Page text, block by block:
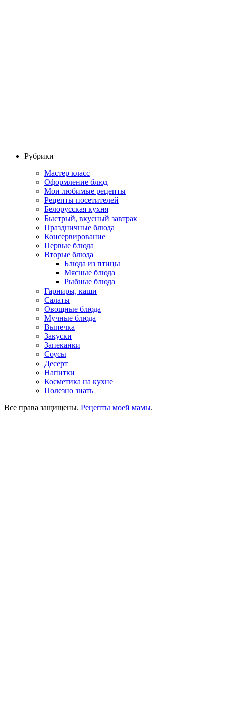
Рубрики
Мастер класс
Оформление блюд
Мои любимые рецепты
Рецепты посетителей
Белорусская кухня
Быстрый, вкусный завтрак
Праздничные блюда
Консервирование
Первые блюда
Вторые блюда
Блюда из птицы
Мясные блюда
Рыбные блюда
Гарниры, каши
Салаты
Овощные блюда
Мучные блюда
Выпечка
Закуски
Запеканки
Соусы
Десерт
Напитки
Косметика на кухне
Полезно знать
Все права защищены. Рецепты моей мамы.